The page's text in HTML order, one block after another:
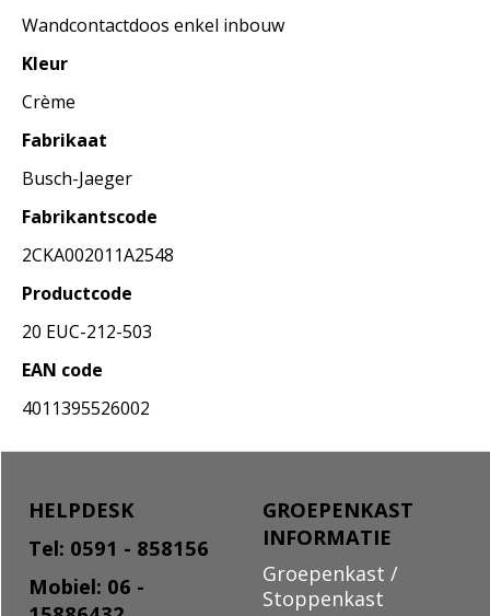
Wandcontactdoos enkel inbouw
Kleur
Crème
Fabrikaat
Busch-Jaeger
Fabrikantscode
2CKA002011A2548
Productcode
20 EUC-212-503
EAN code
4011395526002
GROEPENKAST
INFORMATIE
Groepenkast /
Stoppenkast
HELPDESK
Tel: 0591 - 858156
Mobiel: 06 -